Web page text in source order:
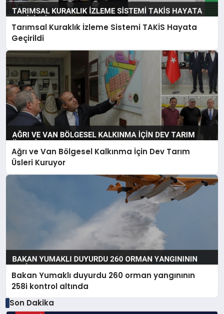
Tarımsal Kuraklık İzleme Sistemi TAKİS Hayata
Geçirildi
Ağrı ve Van Bölgesel Kalkınma İçin Dev Tarım
Üsleri Kuruyor
Bakan Yumaklı duyurdu 260 orman yangınının
258i kontrol altında
Son Dakika